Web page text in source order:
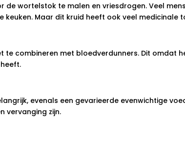
wortelstok te malen en vriesdrogen. Veel
keuken. Maar dit kruid heeft ook veel medicinale
te combineren met bloedverdunners. Dit omdat
evenals een gevarieerde evenwichtige
vervanging zijn.